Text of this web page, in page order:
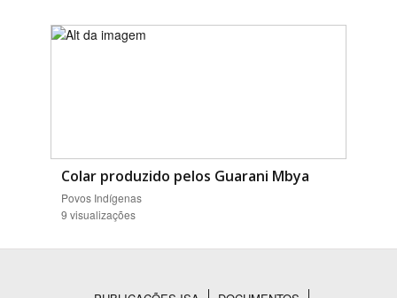
Colar produzido pelos Guarani Mbya
Povos Indígenas
9 visualizações